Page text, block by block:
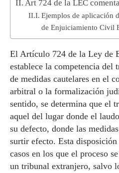
Art 724 de la LEC
Ejemplos de aplicación
de Enjuiciamiento Civil
El Artículo 724 de la Ley de
establece la competencia
de medidas cautelares en el
arbitral o la formalización
sentido, se determina que el
aquel del lugar donde el
su defecto, donde las
surtir efecto. Esta
casos en los que el proceso
un tribunal extranjero, salvo